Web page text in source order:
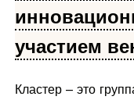
участием
Кластер – это